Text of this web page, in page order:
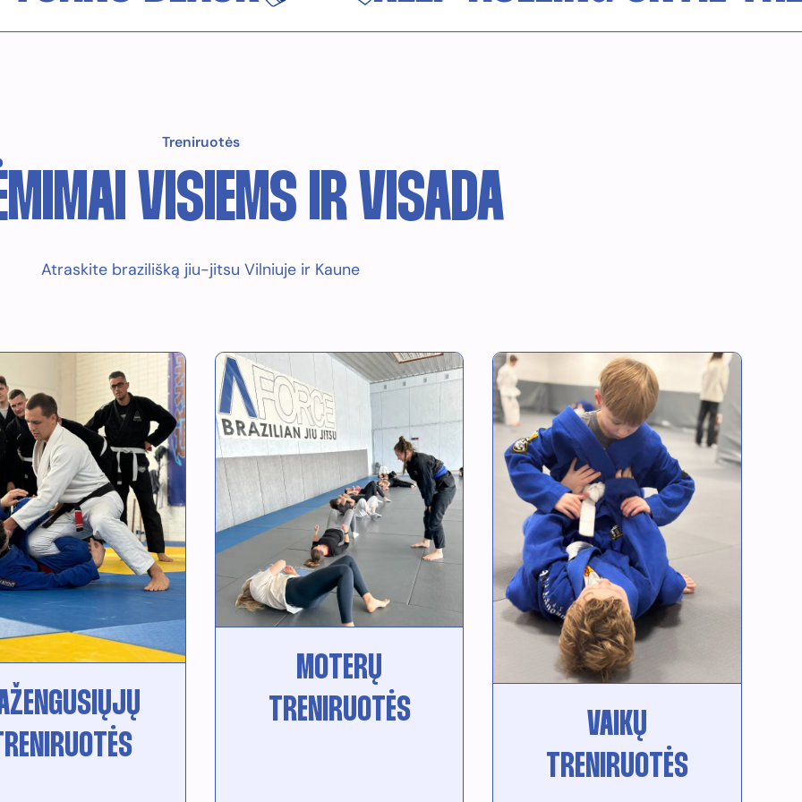
Treniruotės
VISIEMS IR VISADA
Atraskite brazilišką jiu-jitsu Vilniuje ir Kaune
MOTERŲ
TRENIRUOTĖS
VAIKŲ
TRENIRUOTĖS